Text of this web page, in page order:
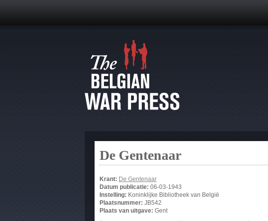
De Gentenaar
Krant: De Gentenaar
Datum publicatie: 06-03-1943
Instelling: Koninklijke Bibliotheek van België
Plaatsnummer: JB542
Plaats van uitgave: Gent